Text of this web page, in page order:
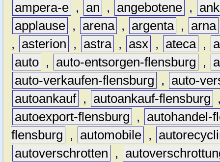
ampera-e , an , angebotene ,
applause , arena , argenta , arna
,
asterion , astra , asx , ateca ,
auto , auto-entsorgen-flensburg ,
auto-verkaufen-flensburg
,
auto-
autoankauf , autoankauf-flensburg
autoexport-flensburg
,
autohandel-
flensburg
, automobile ,
autoverschrotten
,